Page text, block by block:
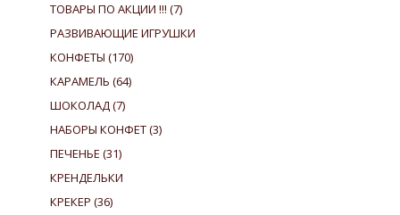
ТОВАРЫ ПО АКЦИИ !!! (7)
РАЗВИВАЮЩИЕ ИГРУШКИ
КОНФЕТЫ (170)
КАРАМЕЛЬ (64)
ШОКОЛАД(7)
НАБОРЫ КОНФЕТ(3)
ПЕЧЕНЬЕ (31)
КРЕНДЕЛЬКИ
КРЕКЕР (36)